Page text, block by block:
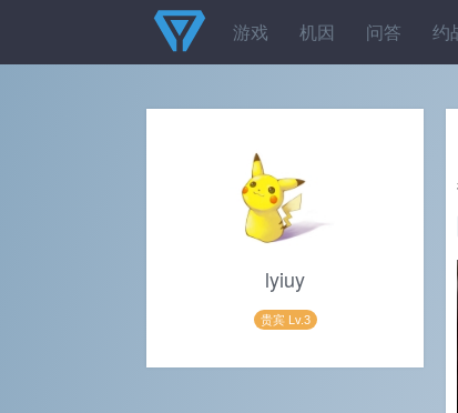
游戏 机因 问答 约
lyiuy
贵宾 Lv.3